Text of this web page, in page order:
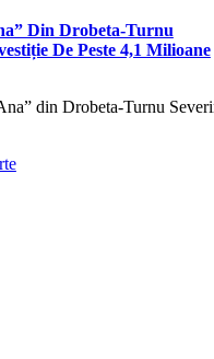
Din Drobeta-Turnu
De Peste 4,1 Milioane
din Drobeta-Turnu